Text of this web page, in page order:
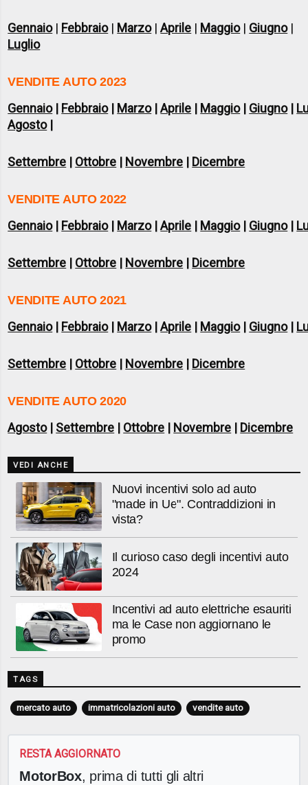
Gennaio| Febbraio| Marzo|Aprile | Maggio| Giugno|
Luglio
VENDITE AUTO 2023
Gennaio| Febbraio| Marzo|Aprile | Maggio| Giugno|
Agosto|
Settembre | Ottobre | Novembre | Dicembre
VENDITE AUTO 2022
Gennaio| Febbraio| Marzo|Aprile | Maggio| Giugno|
Settembre | Ottobre | Novembre | Dicembre
VENDITE AUTO 2021
Gennaio| Febbraio| Marzo|Aprile | Maggio| Giugno|
Settembre | Ottobre | Novembre | Dicembre
VENDITE AUTO 2020
Agosto| Settembre | Ottobre | Novembre | Dicembre
VEDI ANCHE
Nuovi incentivi solo ad auto
"made in Ue". Contraddizioni in
vista?
Il curioso caso degli incentivi auto
2024
Incentivi ad auto elettriche esauriti
ma le Case non aggiornano le
promo
TAGS
mercato auto immatricolazioni auto vendite auto
RESTA AGGIORNATO
MotorBox, prima di tutti gli altri